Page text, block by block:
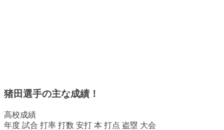
猪田選手の主な成績！
高校成績
年度 試合 打率 打数 安打 本 打点 盗塁 大会